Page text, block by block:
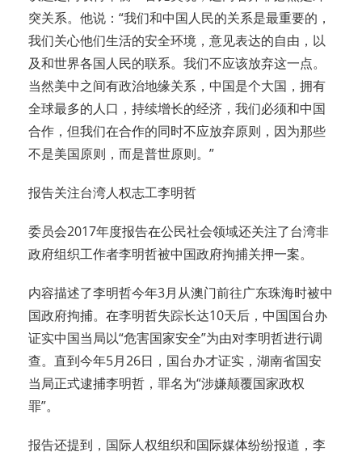
突关系。他说：“我们和中国人民的关系是最重要的，
我们关心他们生活的安全环境，意见表达的自由，以
及和世界各国人民的联系。我们不应该放弃这一点。
当然美中之间有政治地缘关系，中国是个大国，拥有
全球最多的人口，持续增长的经济，我们必须和中国
合作，但我们在合作的同时不应放弃原则，因为那些
不是美国原则，而是普世原则。”
报告关注台湾人权志工李明哲
委员会2017年度报告在公民社会领域还关注了台湾非
政府组织工作者李明哲被中国政府拘捕关押一案。
内容描述了李明哲今年3月从澳门前往广东珠海时被中
国政府拘捕。在李明哲失踪长达10天后，中国国台办
证实中国当局以“危害国家安全”为由对李明哲进行调
查。直到今年5月26日，国台办才证实，湖南省国安
当局正式逮捕李明哲，罪名为“涉嫌颠覆国家政权
罪”。
报告还提到，国际人权组织和国际媒体纷纷报道，李